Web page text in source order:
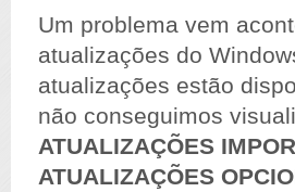
Um problema vem
atualizações do
atualizações estão
não conseguimos
ATUALIZAÇÕES
ATUALIZAÇÕES